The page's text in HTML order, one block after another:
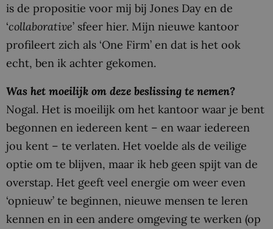
is de propositie voor mij bij Jones Day en de
‘collaborative’ sfeer hier. Mijn nieuwe kantoor
profileert zich als ‘One Firm’ en dat is het ook
echt, ben ik achter gekomen.
Was het moeilijk om deze beslissing te nemen?
Nogal. Het is moeilijk om het kantoor waar je bent
begonnen en iedereen kent – en waar iedereen
jou kent – te verlaten. Het voelde als de veilige
optie om te blijven, maar ik heb geen spijt van de
overstap. Het geeft veel energie om weer even
‘opnieuw’ te beginnen, nieuwe mensen te leren
kennen en in een andere omgeving te werken (op